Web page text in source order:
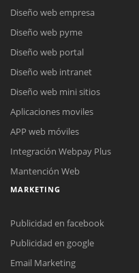
Diseño web empresa
Diseño web pyme
Diseño web portal
Diseño web intranet
Diseño web mini sitios
Aplicaciones moviles
APP web móviles
Integración Webpay Plus
Mantención Web
MARKETING
Publicidad en facebook
Publicidad en google
Email Marketing